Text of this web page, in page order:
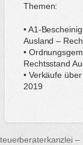
Themen:
• A1-
Ausland –
•
Rechtsstand
• Verkäufe
2019
–